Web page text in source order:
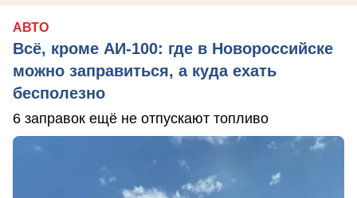
АВТО
Всё, кроме АИ-100: где в Новороссийске
можно заправиться, а куда ехать
бесполезно
6 заправок ещё не отпускают топливо